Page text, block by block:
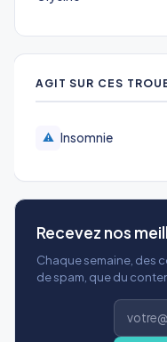
AGIT SUR CES
⚠️ Insomnie
Recevez nos
Chaque semaine, des
de spam, que du
Adresse
e-